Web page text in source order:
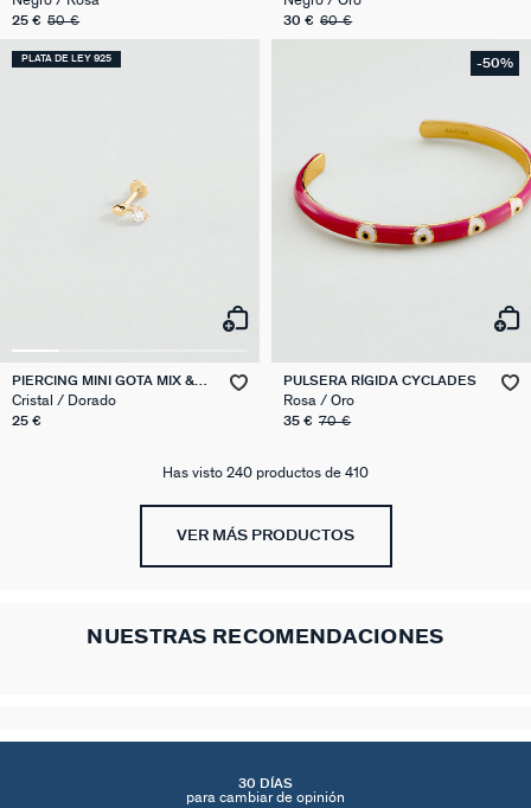
25 € 50 € 30 € 60 €
PLATA DE LEY 925
PIERCING MINI GOTA MIX &
MATCH
Cristal / Dorado
25 €
-50%
PULSERA RÍGIDA CYCLADES
Rosa / Oro
35 € 70 €
Has visto 240 productos de 410
VER MÁS PRODUCTOS
NUESTRAS RECOMENDACIONES
30 DÍAS
para cambiar de opinión